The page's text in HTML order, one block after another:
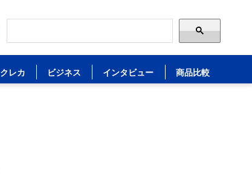
クレカ ビジネス インタビュー 商品比較